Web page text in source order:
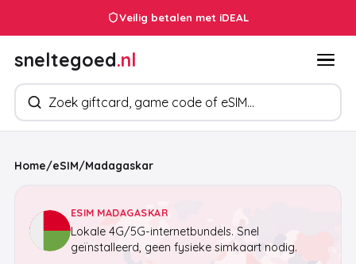
Veilig betalen met iDEAL
sneltegoed.nl
Zoek producten
Home/eSIM/Madagaskar
ESIM MADAGASKAR
Lokale 4G/5G-internetbundels. Snel
geïnstalleerd, geen fysieke simkaart nodig.